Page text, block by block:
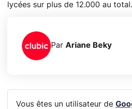
lycées sur plus de 12.000 au total.
Par Ariane Beky
Vous êtes un utilisateur de